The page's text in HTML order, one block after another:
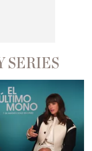
SERIES